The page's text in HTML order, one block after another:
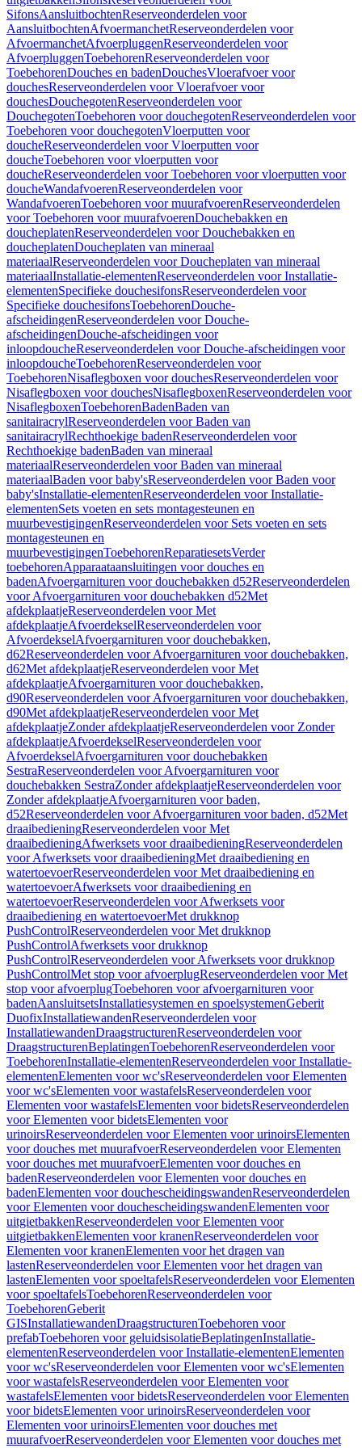
SifonsAansluitbochtenReserveonderdelen voor
AansluitbochtenAfvoermanchetReserveonderdelen voor
AfvoermanchetAfvoerpluggenReserveonderdelen voor
AfvoerpluggenToebehorenReserveonderdelen voor
ToebehorenDouches en badenDouchesVloerafvoer voor
douchesReserveonderdelen voor Vloerafvoer voor
douchesDouchegotenReserveonderdelen voor
DouchegotenToebehoren voor douchegotenReserveonderdelen voor
Toebehoren voor douchegotenVloerputten voor
doucheReserveonderdelen voor Vloerputten voor
doucheToebehoren voor vloerputten voor
doucheReserveonderdelen voor Toebehoren voor vloerputten voor
doucheWandafvoerenReserveonderdelen voor
WandafvoerenToebehoren voor muurafvoerenReserveonderdelen
voor Toebehoren voor muurafvoerenDouchebakken en
doucheplatenReserveonderdelen voor Douchebakken en
doucheplatenDoucheplaten van mineraal
materiaalReserveonderdelen voor Doucheplaten van mineraal
materiaalInstallatie-elementenReserveonderdelen voor Installatie-
elementenSpecifieke douchesifonsReserveonderdelen voor
Specifieke douchesifonsToebehorenDouche-
afscheidingenReserveonderdelen voor Douche-
afscheidingenDouche-afscheidingen voor
inloopdoucheReserveonderdelen voor Douche-afscheidingen voor
inloopdoucheToebehorenReserveonderdelen voor
ToebehorenNisaflegboxen voor douchesReserveonderdelen voor
Nisaflegboxen voor douchesNisaflegboxenReserveonderdelen voor
NisaflegboxenToebehorenBadenBaden van
sanitairacrylReserveonderdelen voor Baden van
sanitairacrylRechthoekige badenReserveonderdelen voor
Rechthoekige badenBaden van mineraal
materiaalReserveonderdelen voor Baden van mineraal
materiaalBaden voor baby'sReserveonderdelen voor Baden voor
baby'sInstallatie-elementenReserveonderdelen voor Installatie-
elementenSets voeten en sets montagesteunen en
muurbevestigingenReserveonderdelen voor Sets voeten en sets
montagesteunen en
muurbevestigingenToebehorenReparatiesetsVerder
toebehorenApparaataansluitingen voor douches en
badenAfvoergarnituren voor douchebakken d52Reserveonderdelen
voor Afvoergarnituren voor douchebakken d52Met
afdekplaatjeReserveonderdelen voor Met
afdekplaatjeAfvoerdekselReserveonderdelen voor
AfvoerdekselAfvoergarnituren voor douchebakken,
d62Reserveonderdelen voor Afvoergarnituren voor douchebakken,
d62Met afdekplaatjeReserveonderdelen voor Met
afdekplaatjeAfvoergarnituren voor douchebakken,
d90Reserveonderdelen voor Afvoergarnituren voor douchebakken,
d90Met afdekplaatjeReserveonderdelen voor Met
afdekplaatjeZonder afdekplaatjeReserveonderdelen voor Zonder
afdekplaatjeAfvoerdekselReserveonderdelen voor
AfvoerdekselAfvoergarnituren voor douchebakken
SestraReserveonderdelen voor Afvoergarnituren voor
douchebakken SestraZonder afdekplaatjeReserveonderdelen voor
Zonder afdekplaatjeAfvoergarnituren voor baden,
d52Reserveonderdelen voor Afvoergarnituren voor baden, d52Met
draaibedieningReserveonderdelen voor Met
draaibedieningAfwerksets voor draaibedieningReserveonderdelen
voor Afwerksets voor draaibedieningMet draaibediening en
watertoevoerReserveonderdelen voor Met draaibediening en
watertoevoerAfwerksets voor draaibediening en
watertoevoerReserveonderdelen voor Afwerksets voor
draaibediening en watertoevoerMet drukknop
PushControlReserveonderdelen voor Met drukknop
PushControlAfwerksets voor drukknop
PushControlReserveonderdelen voor Afwerksets voor drukknop
PushControlMet stop voor afvoerplugReserveonderdelen voor Met
stop voor afvoerplugToebehoren voor afvoergarnituren voor
badenAansluitsetsInstallatiesystemen en spoelsystemenGeberit
DuofixInstallatiewandenReserveonderdelen voor
InstallatiewandenDraagstructurenReserveonderdelen voor
DraagstructurenBeplatingenToebehorenReserveonderdelen voor
ToebehorenInstallatie-elementenReserveonderdelen voor Installatie-
elementenElementen voor wc'sReserveonderdelen voor Elementen
voor wc'sElementen voor wastafelsReserveonderdelen voor
Elementen voor wastafelsElementen voor bidetsReserveonderdelen
voor Elementen voor bidetsElementen voor
urinoirsReserveonderdelen voor Elementen voor urinoirsElementen
voor douches met muurafvoerReserveonderdelen voor Elementen
voor douches met muurafvoerElementen voor douches en
badenReserveonderdelen voor Elementen voor douches en
badenElementen voor douchescheidingswandenReserveonderdelen
voor Elementen voor douchescheidingswandenElementen voor
uitgietbakkenReserveonderdelen voor Elementen voor
uitgietbakkenElementen voor kranenReserveonderdelen voor
Elementen voor kranenElementen voor het dragen van
lastenReserveonderdelen voor Elementen voor het dragen van
lastenElementen voor spoeltafelsReserveonderdelen voor Elementen
voor spoeltafelsToebehorenReserveonderdelen voor
ToebehorenGeberit
GISInstallatiewandenDraagstructurenToebehoren voor
prefabToebehoren voor geluidsisolatieBeplatingenInstallatie-
elementenReserveonderdelen voor Installatie-elementenElementen
voor wc'sReserveonderdelen voor Elementen voor wc'sElementen
voor wastafelsReserveonderdelen voor Elementen voor
wastafelsElementen voor bidetsReserveonderdelen voor Elementen
voor bidetsElementen voor urinoirsReserveonderdelen voor
Elementen voor urinoirsElementen voor douches met
muurafvoerReserveonderdelen voor Elementen voor douches met